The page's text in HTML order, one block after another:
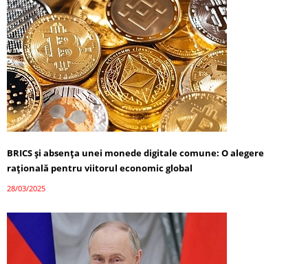
BRICS și absența unei monede digitale comune: O alegere
rațională pentru viitorul economic global
28/03/2025